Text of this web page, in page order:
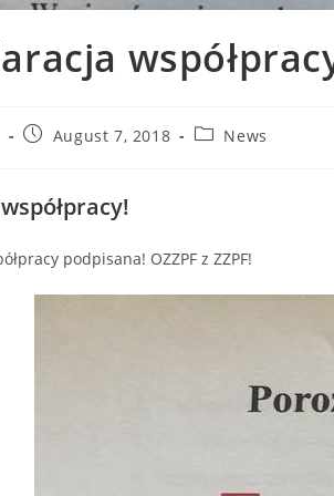
August 7, 2018 News
podpisana! OZZPF z ZZPF!